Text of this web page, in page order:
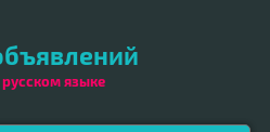
языке